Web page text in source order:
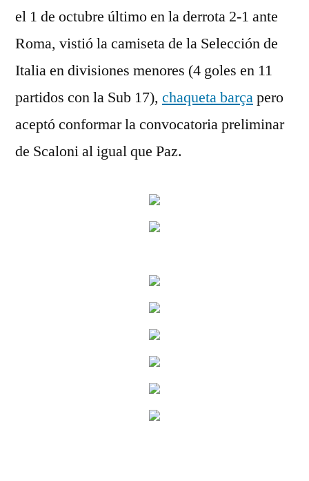
el 1 de octubre último en la derrota 2-1 ante
Roma, vistió la camiseta de la Selección de
Italia en divisiones menores (4 goles en 11
partidos con la Sub 17), chaqueta barçapero
aceptó conformar la convocatoria preliminar
de Scaloni al igual que Paz.